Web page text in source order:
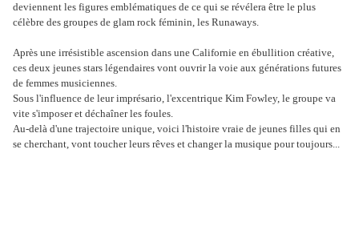
deviennent les figures emblématiques de ce qui se révélera être le plus
célèbre des groupes de glam rock féminin, les Runaways.
Après une irrésistible ascension dans une Californie en ébullition créative,
ces deux jeunes stars légendaires vont ouvrir la voie aux générations futures
de femmes musiciennes.
Sous l'influence de leur imprésario, l'excentrique Kim Fowley, le groupe va
vite s'imposer et déchaîner les foules.
Au-delà d'une trajectoire unique, voici l'histoire vraie de jeunes filles qui en
se cherchant, vont toucher leurs rêves et changer la musique pour toujours...